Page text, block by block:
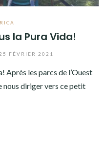
la Pura Vida!
FÉVRIER 2021
Après les parcs de l’Ouest
nous diriger vers ce petit